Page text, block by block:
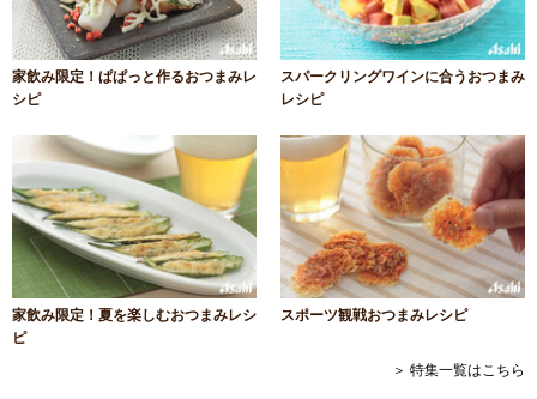
家飲み限定！ぱぱっと作るおつまみレ
シピ
スパークリングワインに合うおつまみ
レシピ
家飲み限定！夏を楽しむおつまみレシ
ピ
スポーツ観戦おつまみレシピ
＞ 特集一覧はこちら